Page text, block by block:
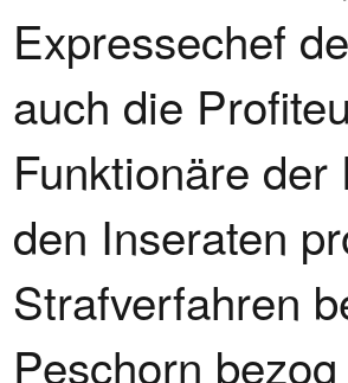
Expressechef
auch die
Funktionäre
den Inseraten
Strafverfahren
Peschorn